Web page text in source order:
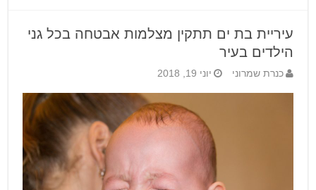
עיריית בת ים תתקין מצלמות אבטחה בכל גני
הילדים בעיר
כנרת שמרוני יוני 19, 2018